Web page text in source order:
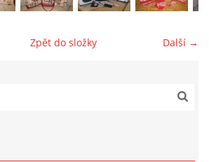
Další →
Zpět do složky